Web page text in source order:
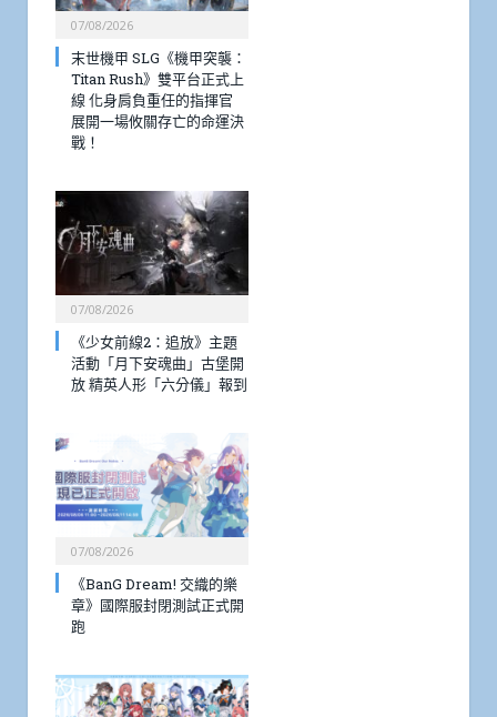
07/08/2026
末世機甲 SLG《機甲突襲：
Titan Rush》雙平台正式上
線 化身肩負重任的指揮官
展開一場攸關存亡的命運決
戰！
07/08/2026
《少女前線2：追放》主題
活動「月下安魂曲」古堡開
放 精英人形「六分儀」報到
07/08/2026
《BanG Dream! 交織的樂
章》國際服封閉測試正式開
跑